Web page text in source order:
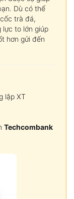
Dù có thể
trà đá,
lực to lớn giúp
hơn gửi đến
lập XT
Techcombank